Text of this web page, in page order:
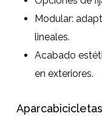
Modular:
lineales.
Acabado
en exteriores.